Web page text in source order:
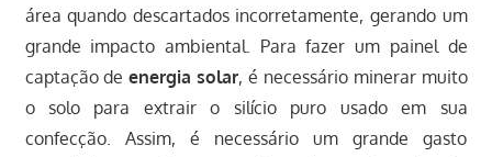
área quando descartados incorretamente, gerando um
grande impacto ambiental. Para fazer um painel de
captação deenergia solar, é necessário minerar muito
o solo para extrair o silício puro usado em sua
confecção. Assim, é necessário um grande gasto